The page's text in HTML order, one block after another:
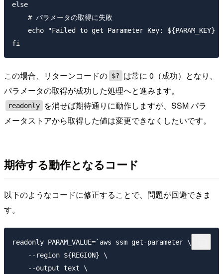
else
    # パラメータの取得に失敗
echo "Failed to get Parameter Key: ${PARAM_KEY}
この場合、リターンコードの $?
は常に 0（成功）となり、
パラメータの取得が成功した処理へと進みます。
readonly
を消せば期待通りに動作しますが、SSM パラ
メータストアから取得した値は変更できなくしたいです。
期待する動作となるコード
以下のようなコードに修正することで、問題が回避できま
す。
readonly PARAM_VALUE=`aws ssm get-parameter \
    --region ${REGION} \
    --output text \